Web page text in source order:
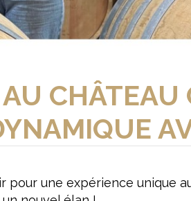
CHÂTEAU
pour une expérience unique